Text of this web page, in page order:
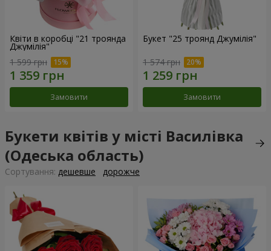
Квіти в коробці "21 троянда
Джумілія"
1 599 грн
Замовити
Букет "25 троянд Джумілія"
1 574 грн
Замовити
Букети квітів у місті Василівка
(Одеська область)
Сортування: дешевше дорожче